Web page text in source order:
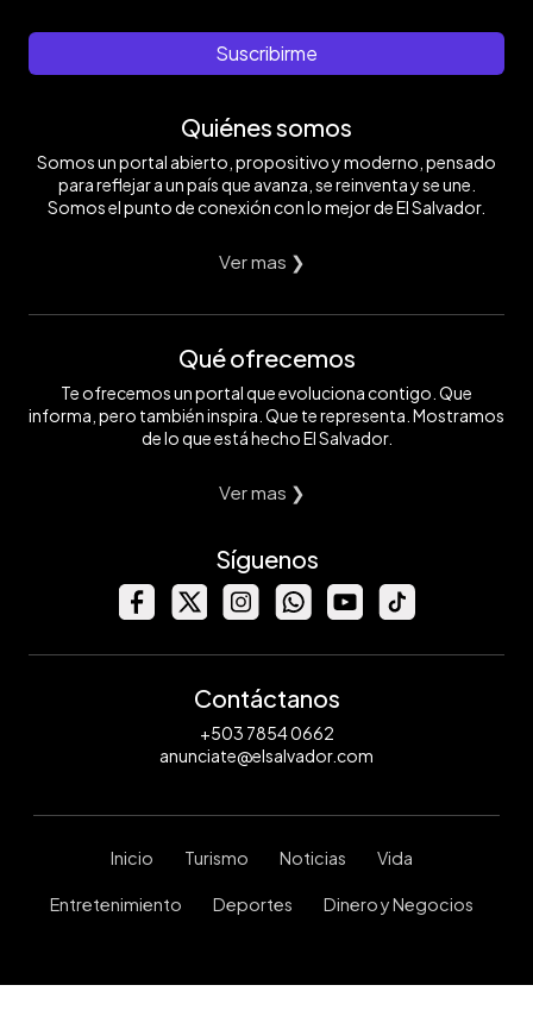
Suscribirme
Quiénes somos
Somos un portal abierto, propositivo y moderno, pensado
para reflejar a un país que avanza, se reinventa y se une.
Somos el punto de conexión con lo mejor de El Salvador.
Ver mas ❯
Qué ofrecemos
Te ofrecemos un portal que evoluciona contigo. Que
informa, pero también inspira. Que te representa. Mostramos
de lo que está hecho El Salvador.
Ver mas ❯
Síguenos
Contáctanos
+503 7854 0662
anunciate@elsalvador.com
Inicio Turismo Noticias Vida
Entretenimiento Deportes Dinero y Negocios